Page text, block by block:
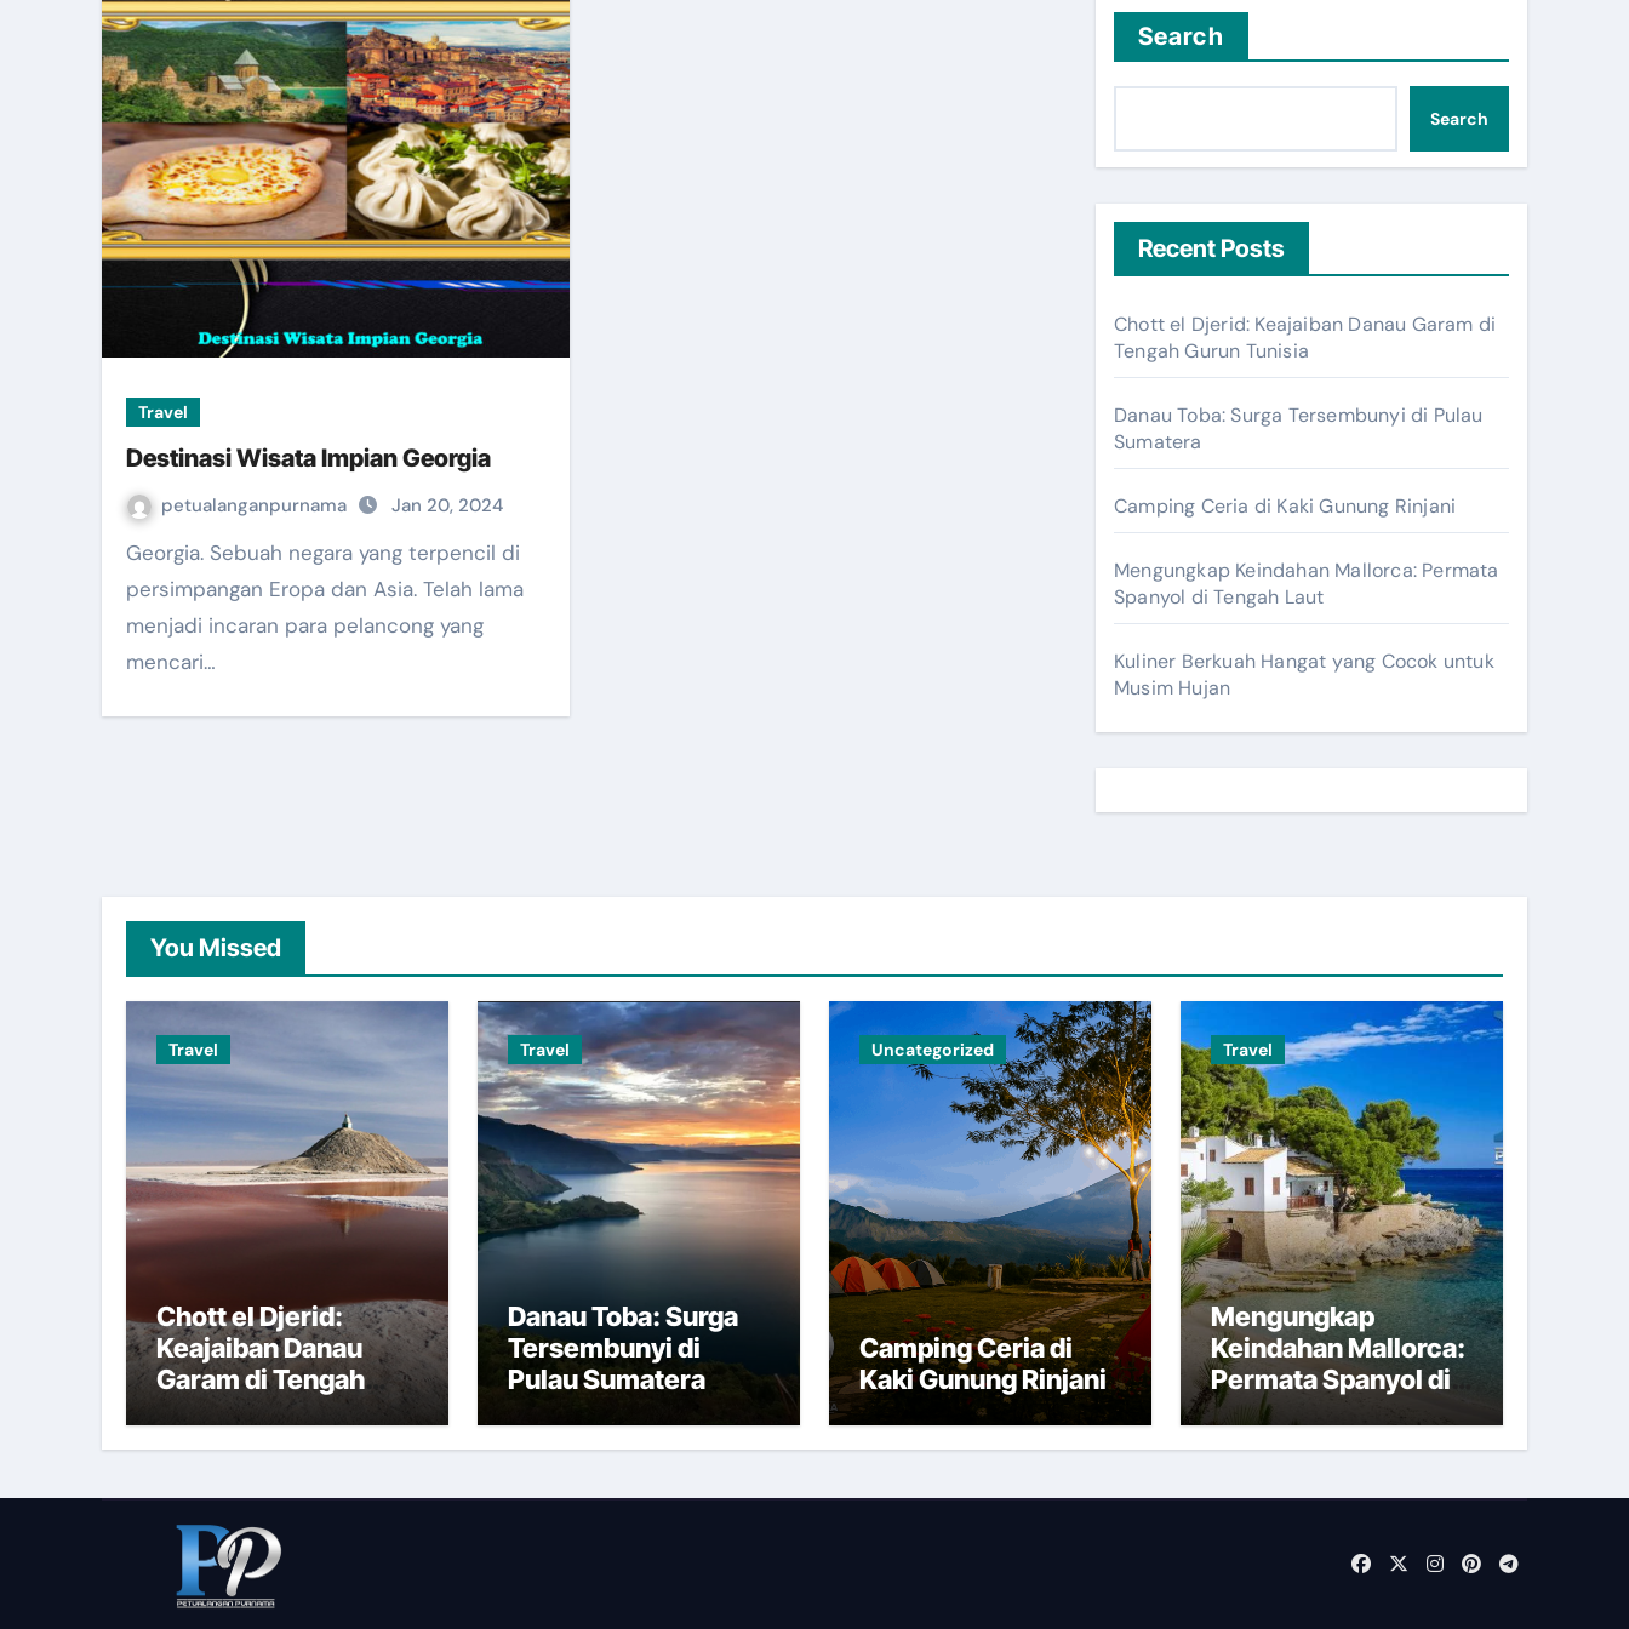
Travel
Destinasi Wisata Impian Georgia
petualanganpurnama Jan 20, 2024
Georgia. Sebuah negara yang terpencil di
persimpangan Eropa dan Asia. Telah lama
menjadi incaran para pelancong yang
mencari…
Search
Search
Recent Posts
Chott el Djerid: Keajaiban Danau Garam di
Tengah Gurun Tunisia
Danau Toba: Surga Tersembunyi di Pulau
Sumatera
Camping Ceria di Kaki Gunung Rinjani
Mengungkap Keindahan Mallorca: Permata
Spanyol di Tengah Laut
Kuliner Berkuah Hangat yang Cocok untuk
Musim Hujan
You Missed
Travel
Chott el Djerid:
Keajaiban Danau
Garam di Tengah
Gurun Tunisia
Travel
Danau Toba: Surga
Tersembunyi di
Pulau Sumatera
Uncategorized
Camping Ceria di
Kaki Gunung Rinjani
Travel
Mengungkap
Keindahan Mallorca:
Permata Spanyol di
Tengah Laut